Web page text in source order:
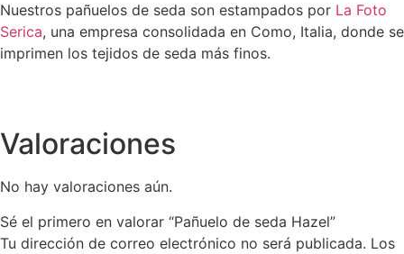
Nuestros pañuelos de seda son estampados por La Foto
Serica, una empresa consolidada en Como, Italia, donde se
imprimen los tejidos de seda más finos.
Valoraciones
No hay valoraciones aún.
Sé el primero en valorar “Pañuelo de seda Hazel”
Tu dirección de correo electrónico no será publicada. Los